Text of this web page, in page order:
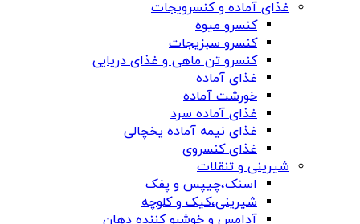
غذای آماده و کنسرویجات
کنسرو میوه
کنسرو سبزیجات
کنسرو تن ماهی و غذای دریایی
غذای آماده
خورشت آماده
غذای آماده سرد
غذای نیمه آماده یخچالی
غذای کنسروی
شیرینی و تنقلات
اسنک،چیپس و پفک
شیرینی،کیک و کلوچه
آدامس و خوشبو کننده دهان